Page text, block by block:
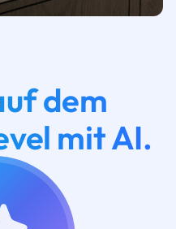
dem
mit AI.